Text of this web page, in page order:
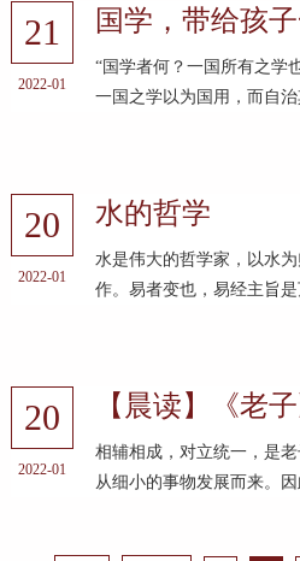
21
2022-01
国学，带给孩
“国学者何？一国所有之学
一国之学以为国用，而自
20
2022-01
水的哲学
水是伟大的哲学家，以水
作。易者变也，易经主旨
20
2022-01
【晨读】《老
相辅相成，对立统一，是
从细小的事物发展而来。